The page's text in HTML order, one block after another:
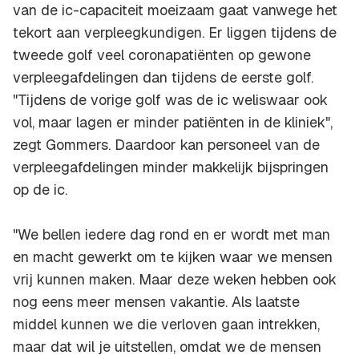
van de ic-capaciteit moeizaam gaat vanwege het
tekort aan verpleegkundigen. Er liggen tijdens de
tweede golf veel coronapatiënten op gewone
verpleegafdelingen dan tijdens de eerste golf.
"Tijdens de vorige golf was de ic weliswaar ook
vol, maar lagen er minder patiënten in de kliniek",
zegt Gommers. Daardoor kan personeel van de
verpleegafdelingen minder makkelijk bijspringen
op de ic.
"We bellen iedere dag rond en er wordt met man
en macht gewerkt om te kijken waar we mensen
vrij kunnen maken. Maar deze weken hebben ook
nog eens meer mensen vakantie. Als laatste
middel kunnen we die verloven gaan intrekken,
maar dat wil je uitstellen, omdat we de mensen